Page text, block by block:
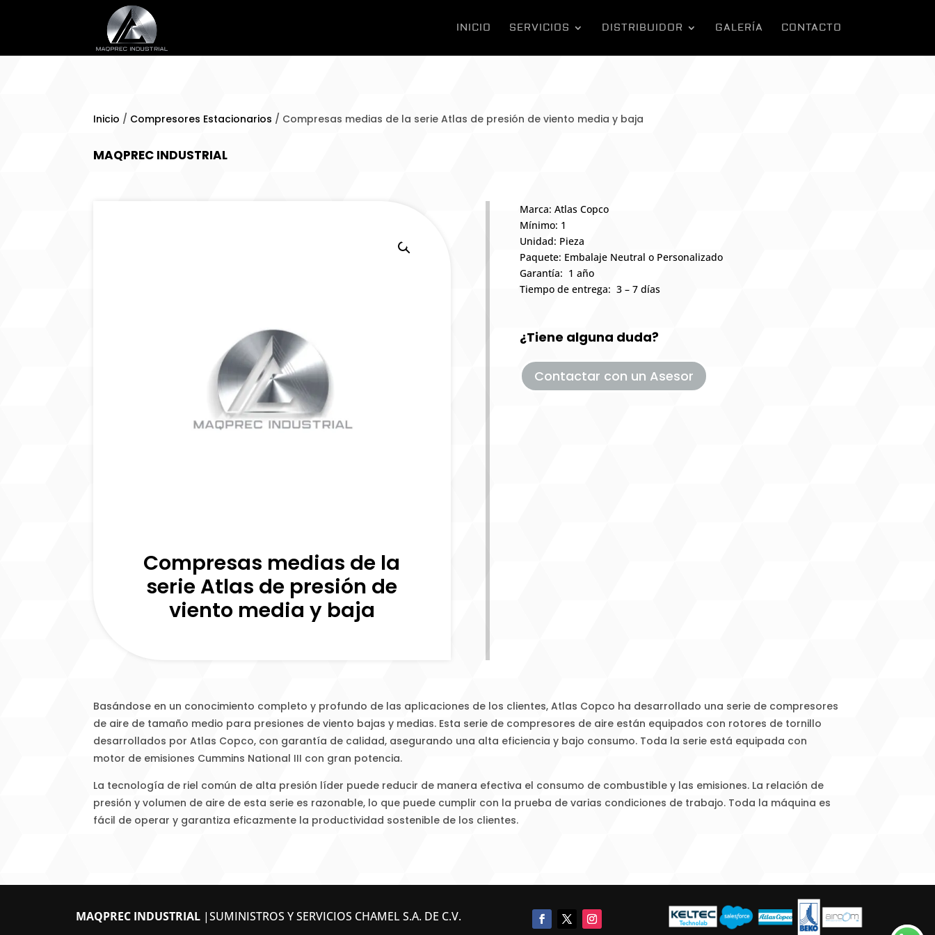
INICIO SERVICIOS DISTRIBUIDOR GALERÍA CONTACTO
Inicio / Compresores Estacionarios / Compresas medias de la serie Atlas de presión de viento media y baja
MAQPREC INDUSTRIAL
Compresas medias de la
serie Atlas de presión de
viento media y baja
Marca: Atlas Copco
Mínimo: 1
Unidad: Pieza
Paquete: Embalaje Neutral o Personalizado
Garantía: 1 año
Tiempo de entrega: 3 – 7 días
¿Tiene alguna duda?
Contactar con un Asesor
Basándose en un conocimiento completo y profundo de las aplicaciones de los clientes, Atlas Copco ha desarrollado una serie de compresores
de aire de tamaño medio para presiones de viento bajas y medias. Esta serie de compresores de aire están equipados con rotores de tornillo
desarrollados por Atlas Copco, con garantía de calidad, asegurando una alta eficiencia y bajo consumo. Toda la serie está equipada con
motor de emisiones Cummins National III con gran potencia.
La tecnología de riel común de alta presión líder puede reducir de manera efectiva el consumo de combustible y las emisiones. La relación de
presión y volumen de aire de esta serie es razonable, lo que puede cumplir con la prueba de varias condiciones de trabajo. Toda la máquina es
fácil de operar y garantiza eficazmente la productividad sostenible de los clientes.
MAQPREC INDUSTRIAL |SUMINISTROS Y SERVICIOS CHAMEL S.A. DE C.V.